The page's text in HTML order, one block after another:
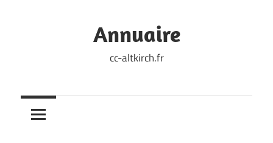
Annuaire
cc-altkirch.fr